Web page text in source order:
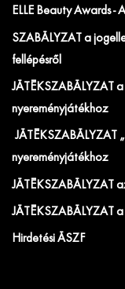
ELLE Beauty Awards
SZABÁLYZAT a
fellépésről
JÁTÉKSZABÁLYZAT
nyereményjátékhoz
JÁTÉKSZABÁLYZAT
nyereményjátékhoz
JÁTÉKSZABÁLYZAT
JÁTÉKSZABÁLYZAT
Hirdetési ÁSZF